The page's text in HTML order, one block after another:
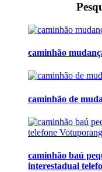
caminhão
caminhão de
caminhão baú
interestadual